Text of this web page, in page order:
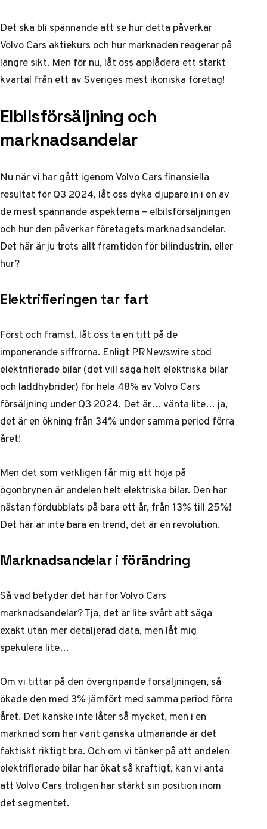
Det ska bli spännande att se hur detta påverkar
Volvo Cars aktiekurs och hur marknaden reagerar på
längre sikt. Men för nu, låt oss applådera ett starkt
kvartal från ett av Sveriges mest ikoniska företag!
Elbilsförsäljning och
marknadsandelar
Nu när vi har gått igenom Volvo Cars finansiella
resultat för Q3 2024, låt oss dyka djupare in i en av
de mest spännande aspekterna – elbilsförsäljningen
och hur den påverkar företagets marknadsandelar.
Det här är ju trots allt framtiden för bilindustrin, eller
hur?
Elektrifieringen tar fart
Först och främst, låt oss ta en titt på de
imponerande siffrorna. Enligt PRNewswirestod
elektrifierade bilar (det vill säga helt elektriska bilar
och laddhybrider) för hela 48% av Volvo Cars
försäljning under Q3 2024. Det är… vänta lite… ja,
det är en ökning från 34% under samma period förra
året!
Men det som verkligen får mig att höja på
ögonbrynen är andelen helt elektriska bilar. Den har
nästan fördubblats på bara ett år, från 13% till 25%!
Det här är inte bara en trend, det är en revolution.
Marknadsandelar i förändring
Så vad betyder det här för Volvo Cars
marknadsandelar? Tja, det är lite svårt att säga
exakt utan mer detaljerad data, men låt mig
spekulera lite…
Om vi tittar på den övergripande försäljningen, så
ökade den med 3% jämfört med samma period förra
året. Det kanske inte låter så mycket, men i en
marknad som har varit ganska utmanande är det
faktiskt riktigt bra. Och om vi tänker på att andelen
elektrifierade bilar har ökat så kraftigt, kan vi anta
att Volvo Cars troligen har stärkt sin position inom
det segmentet.